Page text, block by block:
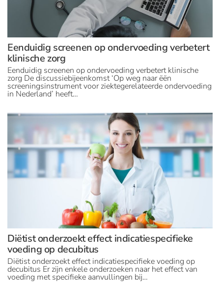
Eenduidig screenen op ondervoeding verbetert
klinische zorg
Eenduidig screenen op ondervoeding verbetert klinische
zorg De discussiebijeenkomst ‘Op weg naar ëën
screeningsinstrument voor ziektegerelateerde ondervoeding
in Nederland’ heeft…
Diëtist onderzoekt effect indicatiespecifieke
voeding op decubitus
Diëtist onderzoekt effect indicatiespecifieke voeding op
decubitus Er zijn enkele onderzoeken naar het effect van
voeding met specifieke aanvullingen bij…